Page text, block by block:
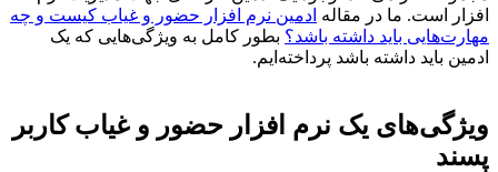
افزار است. ما در مقاله ادمین نرم افزار حضور و غیاب کیست و چه
مهارت‌هایی باید داشته باشد؟ بطور کامل به ویژگی‌هایی که یک
ادمین باید داشته باشد پرداخته‌ایم.
ویژگی‌های یک نرم افزار حضور و غیاب کاربر
پسند